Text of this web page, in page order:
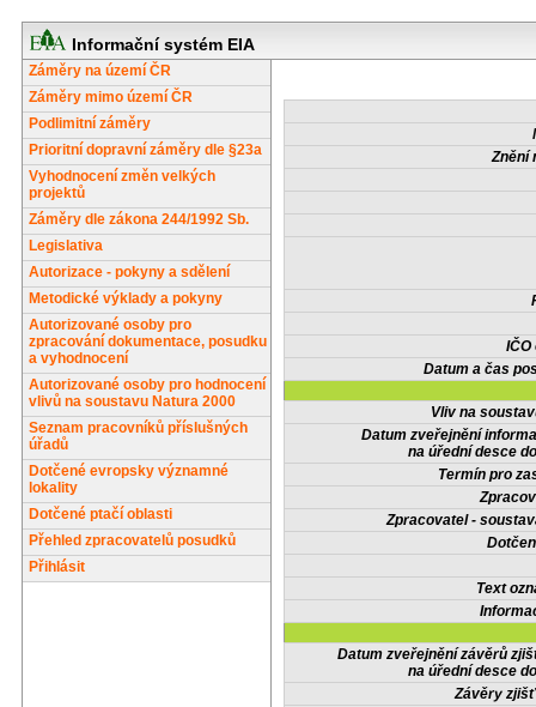
Informační systém EIA
Záměry na území ČR
Záměry mimo území ČR
Podlimitní záměry
Prioritní dopravní záměry dle §23a
Vyhodnocení změn velkých
projektů
Záměry dle zákona 244/1992 Sb.
Legislativa
Autorizace - pokyny a sdělení
Metodické výklady a pokyny
Autorizované osoby pro
zpracování dokumentace, posudku
a vyhodnocení
Autorizované osoby pro hodnocení
vlivů na soustavu Natura 2000
Seznam pracovníků příslušných
úřadů
Dotčené evropsky významné
lokality
Dotčené ptačí oblasti
Přehled zpracovatelů posudků
Přihlásit
Znění
IČO
Datum a čas
Vliv na
Datum zveřejnění
na úřední desce
Termín pro
Zpracovatel -
Text
Datum zveřejnění závěrů
na úřední desce
Závěry